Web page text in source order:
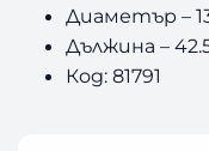
Диаметър –
Дължина –
Код: 81791